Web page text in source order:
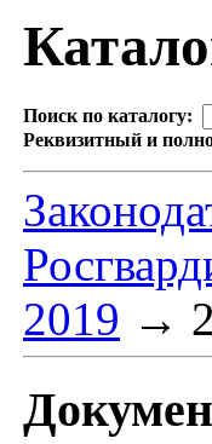
Поиск по каталогу:
Реквизитный и
2019 →